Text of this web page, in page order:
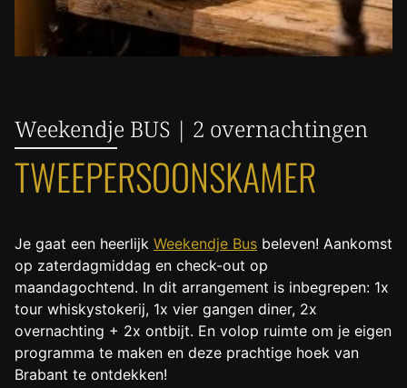
Weekendje BUS | 2 overnachtingen
TWEEPERSOONSKAMER
Je gaat een heerlijk Weekendje Bus beleven! Aankomst
op zaterdagmiddag en check-out op
maandagochtend. In dit arrangement is inbegrepen: 1x
tour whiskystokerij, 1x vier gangen diner, 2x
overnachting + 2x ontbijt. En volop ruimte om je eigen
programma te maken en deze prachtige hoek van
Brabant te ontdekken!